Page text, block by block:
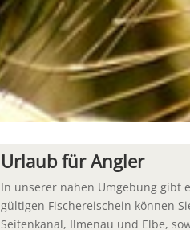
Urlaub für Angler
In unserer nahen Umgebung gibt
gültigen Fischereischein können
Seitenkanal, Ilmenau und Elbe,